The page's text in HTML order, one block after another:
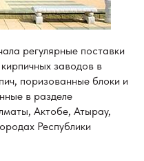
регулярные поставки
заводов в
поризованные блоки и
в разделе
Актобе, Атырау,
Республики